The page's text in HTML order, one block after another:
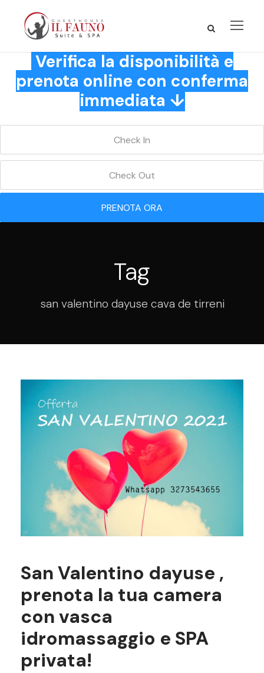
Verifica la disponibilità e
prenota online con conferma
immediata ↓
PRENOTA ORA
Tag
san valentino dayuse cava de tirreni
San Valentino dayuse ,
prenota la tua camera
con vasca
idromassaggio e SPA
privata!